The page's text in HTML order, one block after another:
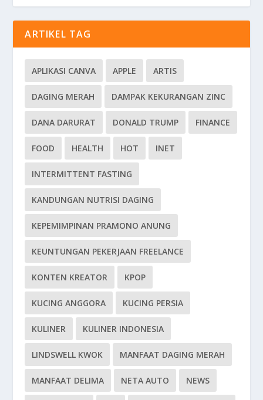
ARTIKEL TAG
APLIKASI CANVA APPLE ARTIS
DAGING MERAH DAMPAK KEKURANGAN ZINC
DANA DARURAT DONALD TRUMP FINANCE
FOOD HEALTH HOT INET
INTERMITTENT FASTING
KANDUNGAN NUTRISI DAGING
KEPEMIMPINAN PRAMONO ANUNG
KEUNTUNGAN PEKERJAAN FREELANCE
KONTEN KREATOR KPOP
KUCING ANGGORA KUCING PERSIA
KULINER KULINER INDONESIA
LINDSWELL KWOK MANFAAT DAGING MERAH
MANFAAT DELIMA NETA AUTO NEWS